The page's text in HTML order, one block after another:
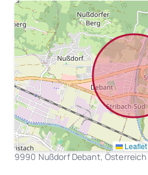
Leaflet
9990 Nußdorf Debant, Österreich